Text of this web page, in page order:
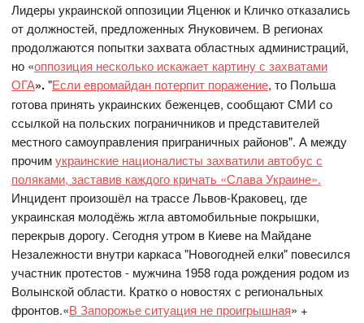
Лидеры украинской оппозиции Яценюк и Кличко отказались
от должностей, предложенных Януковичем. В регионах
продолжаются попытки захвата областных администраций,
но «оппозиция несколько искажает картину с захватами
ОГА»."Если евромайдан потерпит поражение, то Польша
готова принять украинских беженцев, сообщают СМИ со
ссылкой на польских пограничников и представителей
местного самоуправления приграничных районов". А между
прочимукраинские националисты захватили автобус с
поляками, заставив каждого кричать «Слава Украине».
Инцидент произошёл на трассе Львов-Краковец, где
украинская молодёжь жгла автомобильные покрышки,
перекрыв дорогу. Сегодня утром в Киеве на Майдане
Незалежности внутри каркаса "Новогодней елки" повесился
участник протестов - мужчина 1958 года рождения родом из
Волынской области. Кратко о новостях с региональных
фронтов.«В Запорожье ситуация не проигрышная» +